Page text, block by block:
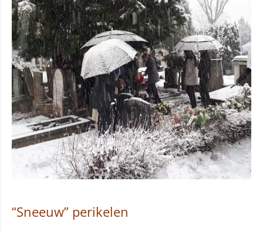
“Sneeuw” perikelen